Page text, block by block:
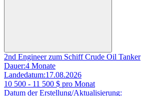
2nd Engineer zum Schiff Crude Oil Tanker
Dauer:4 Monate
Landedatum:17.08.2026
10 500 - 11 500 $ pro Monat
Datum der Erstellung/Aktualisierung: